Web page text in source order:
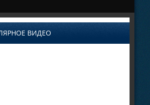
ВИДЕО